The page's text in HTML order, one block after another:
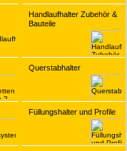
Handlaufhalter Zubehör &
Bauteile
Querstabhalter
Füllungshalter und Profile